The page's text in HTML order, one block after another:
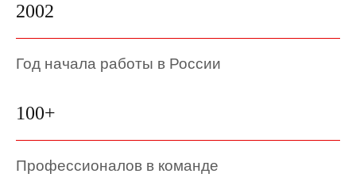
2002
Год начала работы в России
100+
Профессионалов в команде